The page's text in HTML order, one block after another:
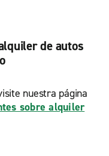
de autos
nuestra página
sobre alquiler